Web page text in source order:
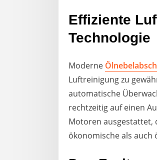
Effiziente
Technologie
Moderne
Luftreinigung zu
automatische
rechtzeitig auf einen
Motoren ausgestattet,
ökonomische als auch